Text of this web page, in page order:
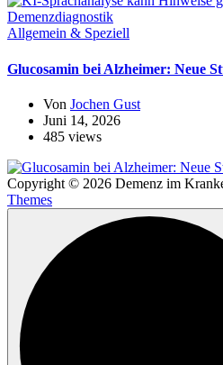
Allgemein & Speziell
Glucosamin bei Alzheimer: Neue
Von Jochen Gust
Juni 14, 2026
485 views
Copyright © 2026 Demenz im
Themes